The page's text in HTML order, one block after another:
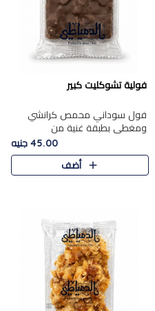
فولية تشوكليت كبير
فول سوداني محمص كرانشي
ومغطى بطبقة غنية من
الشوكولاتة، يجمع بين طعم
القرمشة الأصيلة الكلاسكيكية
التقليدية للفول السوداني وحلاوة
45.00 جنيه
أضف